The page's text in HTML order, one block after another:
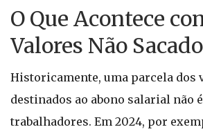
O Que Acontece
Valores Não
Historicamente, uma parcela dos
destinados ao abono salarial não
trabalhadores. Em 2024, por